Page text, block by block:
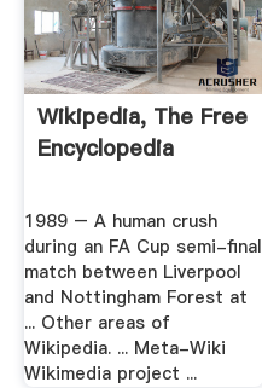
Wikipedia, The Free
Encyclopedia
1989 – A human crush
during an FA Cup semi-final
match between Liverpool
and Nottingham Forest at
... Other areas of
Wikipedia. ... Meta-Wiki
Wikimedia project ...